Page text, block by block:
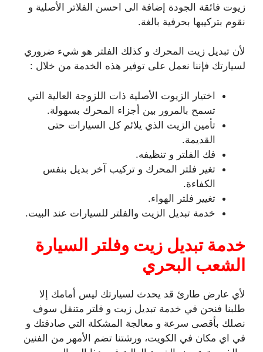
زيوت فائقة الجودة إضافة الى احسن الفلاتر الأصلية و
نقوم بتركيبها بحرفية بالغة.
لأن تبديل زيت المحرك و كذلك الفلتر هو شيء ضروري
لسيارتك فإننا نعمل على توفير هذه الخدمة من خلال :
اختيار الزيوت الأصلية ذات اللزوجة العالية التي
تسمح بالمرور بين أجزاء المحرك بسهولة.
تأمين الزيت الذي يلائم كل السيارات حتى
القديمة.
فك الفلتر و تنظيفه.
تغير فلتر المحرك و تركيب آخر بديل بنفس
الكفاءة.
تغيير فلتر الهواء.
خدمة تبديل الزيت والفلتر للسيارات عند البيت.
خدمة تبديل زيت وفلتر السيارة
الشعب البحري
لأي عارض طارئ قد يحدث لسيارتك ليس أمامك إلا
طلبنا فنحن في خدمة تبديل زيت و فلتر متنقل سوف
نصلك بأقصى سرعة و معالجة المشكلة التي صادفتك و
في اي مكان في الكويت، ورشتنا تضم الأمهر من الفنين